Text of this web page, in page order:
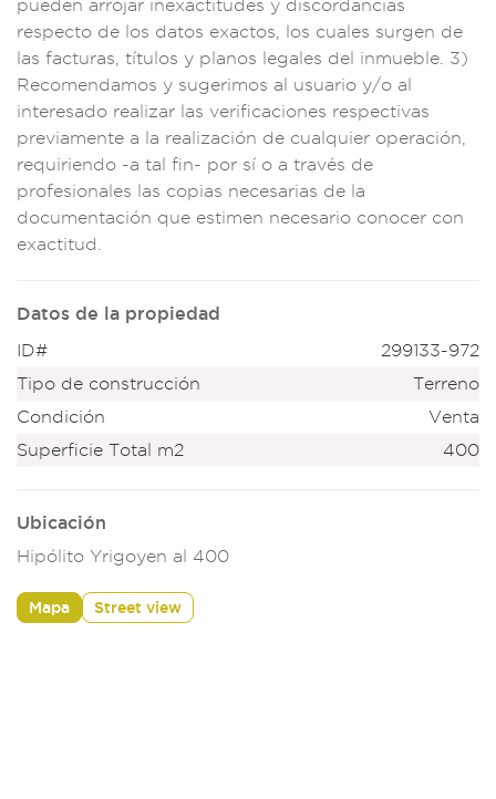
pueden arrojar inexactitudes y discordancias
respecto de los datos exactos, los cual es surgen de
las facturas , títulos y planos legales del inmuebl e. 3)
Recomendamos y sugerimos al usuario y/o al
interesado realizar las verificaciones respectivas
previamente a la realización de cualquier operación,
requiriendo -a tal fin- por sí o a través de
profesionales las copias necesarias de la
documentación que estimen necesario conocer con
exactitud.
Datos de la propiedad
ID#
299133-972
Tipo de construcción
Terreno
Condición
Venta
Superficie Total m2
400
Ubicación
Hipólito Yrigoyen al 400
Mapa Street view